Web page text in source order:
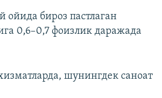
бироз пастлаган
0,6–0,7 фоизлик даражада
шунингдек саноат